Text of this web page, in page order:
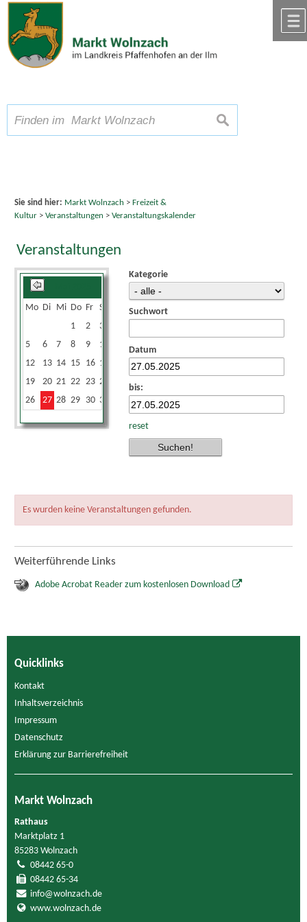
Zum Inhalt,zur Navigation
Schriftgröße A A A suchen
Sie sind hier: Markt Wolnzach > Freizeit &
Kultur> Veranstaltungen > Veranstaltungskalender
Veranstaltungen
Mo Di Mi Do Fr Sa
1
2 3
5
6 7 8 9 10
12
13 14 15 16 17
19
20 21 22 23 24
26
27 28 29 30 31
Kategorie
Suchwort
Datum
bis:
reset
Es wurden keine Veranstaltungen gefunden.
Weiterführende Links
Adobe Acrobat Reader zum kostenlosen Download
Quicklinks
Kontakt
Inhaltsverzeichnis
Impressum
Datenschutz
Erklärung zur Barrierefreiheit
Markt Wolnzach
Rathaus
Marktplatz 1
85283 Wolnzach
08442 65-0
08442 65-34
info@wolnzach.de
www.wolnzach.de